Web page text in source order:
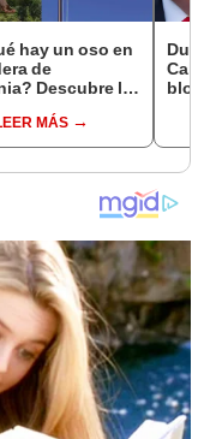
hay un oso en
de
Descubre la
cuando
a México y
MÁS
Duro